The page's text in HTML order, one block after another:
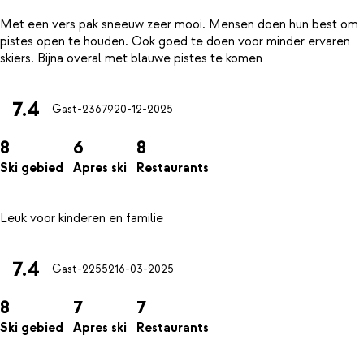
Met een vers pak sneeuw zeer mooi. Mensen doen hun best om
pistes open te houden. Ook goed te doen voor minder ervaren
7.4 Gast-2367920-12-2025
8
Ski gebied
6
Apres ski
8
Restaurants
7.4 Gast-2255216-03-2025
8
Ski gebied
7
Apres ski
7
Restaurants